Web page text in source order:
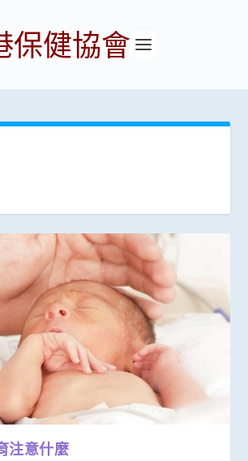
保健協會
注意什麼